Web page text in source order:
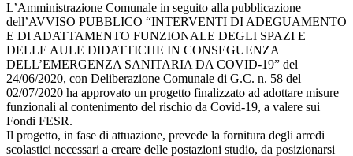
L’Amministrazione Comunale in seguito alla pubblicazione
dell’AVVISO PUBBLICO “INTERVENTI DI ADEGUAMENTO
E DI ADATTAMENTO FUNZIONALE DEGLI SPAZI E
DELLE AULE DIDATTICHE IN CONSEGUENZA
DELL’EMERGENZA SANITARIA DA COVID-19” del
24/06/2020, con Deliberazione Comunale di G.C. n. 58 del
02/07/2020 ha approvato un progetto finalizzato ad adottare misure
funzionali al contenimento del rischio da Covid-19, a valere sui
Fondi FESR.
Il progetto, in fase di attuazione, prevede la fornitura degli arredi
scolastici necessari a creare delle postazioni studio, da posizionarsi